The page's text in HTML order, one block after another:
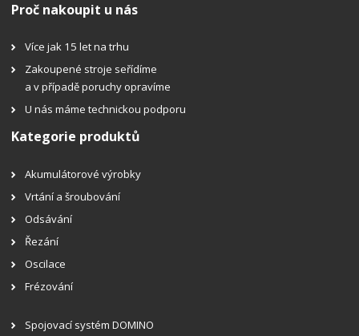
Proč nakoupit u nás
Více jak 15 let na trhu
Zakoupené stroje seřídíme
a v případě poruchy opravíme
U nás máme technickou podporu
Kategorie produktů
Akumulátorové výrobky
Vrtání a šroubování
Odsávání
Řezání
Oscilace
Frézování
Spojovací systém DOMINO